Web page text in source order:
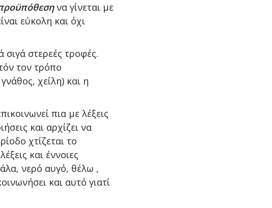
να γίνεται με
εύκολη και όχι
σιγά στερεές τροφές.
τον τρόπο
χείλη) και η
πια με λέξεις
και αρχίζει να
χτίζεται το
και έννοιες
νερό αυγό, θέλω ,
και αυτό γιατί